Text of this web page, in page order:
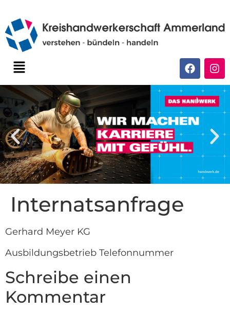
Internatsanfrage
Gerhard Meyer KG
Ausbildungsbetrieb Telefonnummer
Schreibe einen
Kommentar